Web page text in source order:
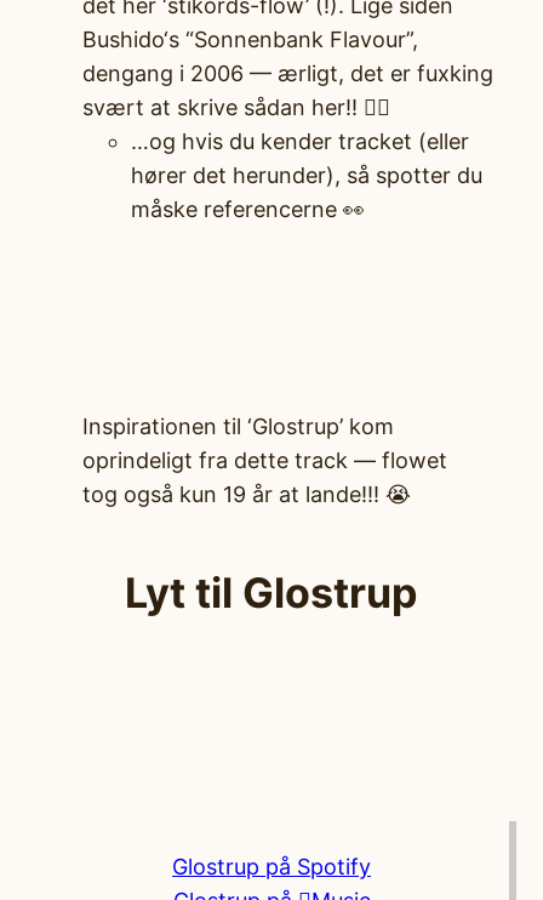
Bushido‘s “Sonnenbank Flavour”,
dengang i 2006 — ærligt, det er fuxking
svært at skrive sådan her!! 😮‍💨
…og hvis du kender tracket (eller
hører det herunder), så spotter du
måske referencerne 👀
Inspirationen til ‘Glostrup’ kom
oprindeligt fra dette track — flowet
tog også kun 19 år at lande!!! 😭
Lyt til Glostrup
Glostrup på Spotify